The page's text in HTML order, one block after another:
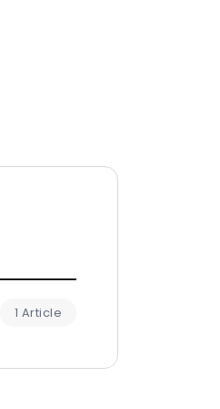
1 Article